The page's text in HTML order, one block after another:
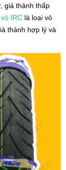
giá thành thấp
vỏ IRC là loại vỏ
thành hợp lý và